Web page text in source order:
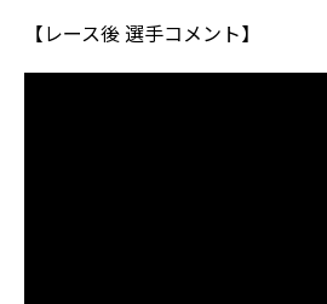
【レース後 選手コメント】